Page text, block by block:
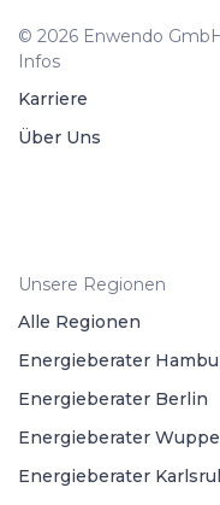
© 2026 Enwendo GmbH
Infos
Karriere
Über Uns
Unsere Regionen
Alle Regionen
Energieberater
Energieberater Berlin
Energieberater
Energieberater